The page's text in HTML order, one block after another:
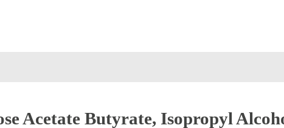
Acetate Butyrate, Isopropyl